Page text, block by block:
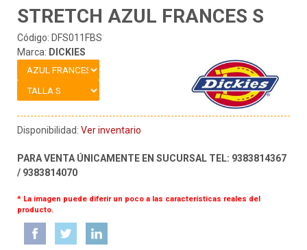
STRETCH AZUL FRANCES S
Código: DFS011FBS
Marca: DICKIES
Disponibilidad: Ver inventario
PARA VENTA ÚNICAMENTE EN SUCURSAL TEL: 9383814367
/ 9383814070
* La imagen puede diferir un poco a las características reales del
producto.